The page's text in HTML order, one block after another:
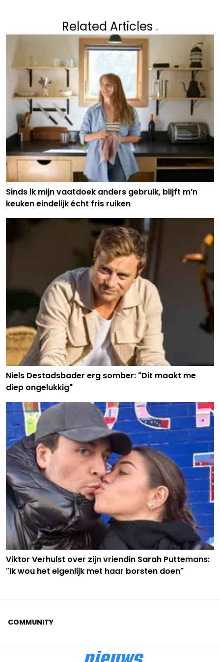
Related Articles .
Sinds ik mijn vaatdoek anders gebruik, blijft m’n
keuken eindelijk écht fris ruiken
Niels Destadsbader erg somber: "Dit maakt me
diep ongelukkig"
Viktor Verhulst over zijn vriendin Sarah Puttemans:
"Ik wou het eigenlijk met haar borsten doen"
COMMUNITY